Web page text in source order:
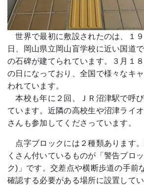
世界で最初に敷設されたのは、１
日、岡山県立岡山盲学校に近い国道
の石碑が建てられています。３月１
の日になっており、全国で様々なキ
われています。
本校も年に２回、ＪＲ沼津駅で呼
ています。近隣の高校生や沼津ライ
さんも参加してくださっています。
点字ブロックには２種類あります
くさん付いているものが「警告ブロ
ク)」です。交差点や横断歩道の手前
確認する必要がある場所に設置してい